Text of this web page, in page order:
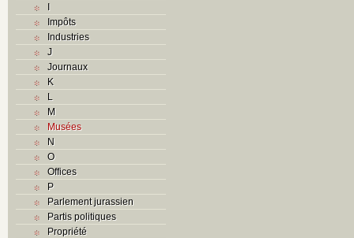
I
Impôts
Industries
J
Journaux
K
L
M
Musées
N
O
Offices
P
Parlement jurassien
Partis politiques
Propriété